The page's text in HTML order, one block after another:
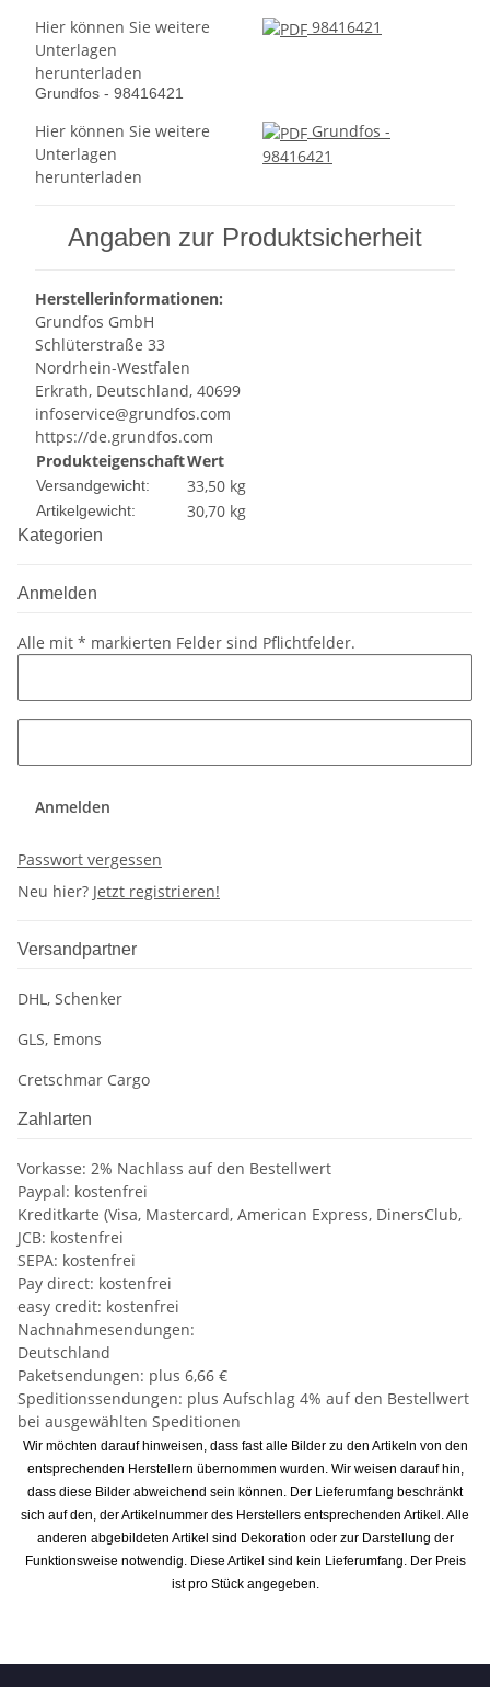
Hier können Sie weitere
Unterlagen
herunterladen
98416421
Grundfos - 98416421
Hier können Sie weitere
Unterlagen
herunterladen
Grundfos -
98416421
Angaben zur Produktsicherheit
Herstellerinformationen:
Grundfos GmbH
Schlüterstraße 33
Nordrhein-Westfalen
Erkrath, Deutschland, 40699
infoservice@grundfos.com
https://de.grundfos.com
ProdukteigenschaftWert
Versandgewicht: 33,50 kg
Artikelgewicht: 30,70 kg
Kategorien
Anmelden
Alle mit * markierten Felder sind Pflichtfelder.
Anmelden
Passwort vergessen
Neu hier? Jetzt registrieren!
Versandpartner
DHL, Schenker
GLS, Emons
Cretschmar Cargo
Zahlarten
Vorkasse: 2% Nachlass auf den Bestellwert
Paypal: kostenfrei
Kreditkarte (Visa, Mastercard, American Express, DinersClub,
JCB: kostenfrei
SEPA: kostenfrei
Pay direct: kostenfrei
easy credit: kostenfrei
Nachnahmesendungen:
Deutschland
Paketsendungen: plus 6,66 €
Speditionssendungen: plus Aufschlag 4% auf den Bestellwert
bei ausgewählten Speditionen
Wir möchten darauf hinweisen, dass fast alle Bilder zu den Artikeln von den
entsprechenden Herstellern übernommen wurden. Wir weisen darauf hin,
dass diese Bilder abweichend sein können. Der Lieferumfang beschränkt
sich auf den, der Artikelnummer des Herstellers entsprechenden Artikel. Alle
anderen abgebildeten Artikel sind Dekoration oder zur Darstellung der
Funktionsweise notwendig. Diese Artikel sind kein Lieferumfang. Der Preis
ist pro Stück angegeben.